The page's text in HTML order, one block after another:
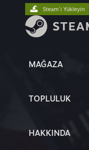
MAĞAZA
TOPLULUK
HAKKINDA
Steam'i Yükleyin